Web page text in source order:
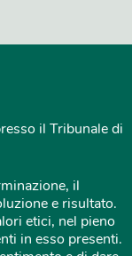
il Tribunale di
il
e risultato.
etici, nel pieno
in esso presenti.